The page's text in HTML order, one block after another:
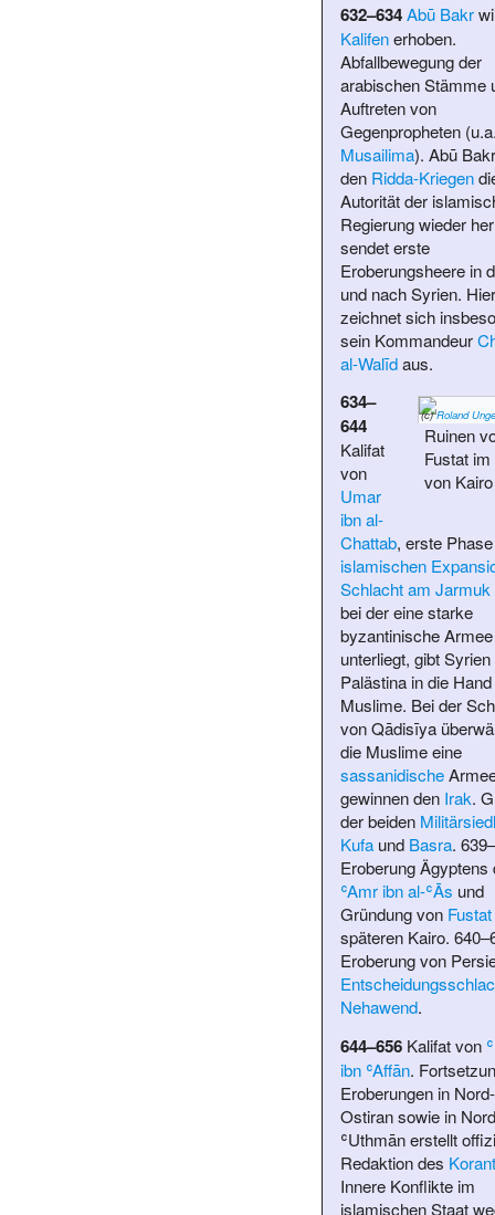
632–634 Abū Bakr
Kalifenerhoben.
Abfallbewegung der
arabischen Stämme
Auftreten von
Gegenpropheten
Musailima). Abū
den Ridda-Kriegen
Autorität der
Regierung wieder
sendet erste
Eroberungsheere in
und nach Syrien.
zeichnet sich
sein Kommandeur
al-Walīdaus.
(c)Roland
Ruinen
Fustat
von Kairo
634–
644
Kalifat
von
Umar
ibn al-
Chattab, erste
islamischen
Schlacht am Jarmuk
bei der eine starke
byzantinische Armee
unterliegt, gibt Syrien
Palästina in die
Muslime. Bei der
von Qādisīya
die Muslime eine
sassanidische
gewinnen den Irak.
der beiden
Kufaund Basra.
Eroberung Ägyptens
ʿAmr ibn al-ʿĀs und
Gründung von Fustat
späteren Kairo.
Eroberung von
Nehawend.
644–656Kalifat von
ibn ʿAffān.
Eroberungen in
Ostiran sowie in
ʿUthmān erstellt
Redaktion des
Innere Konflikte im
islamischen Staat